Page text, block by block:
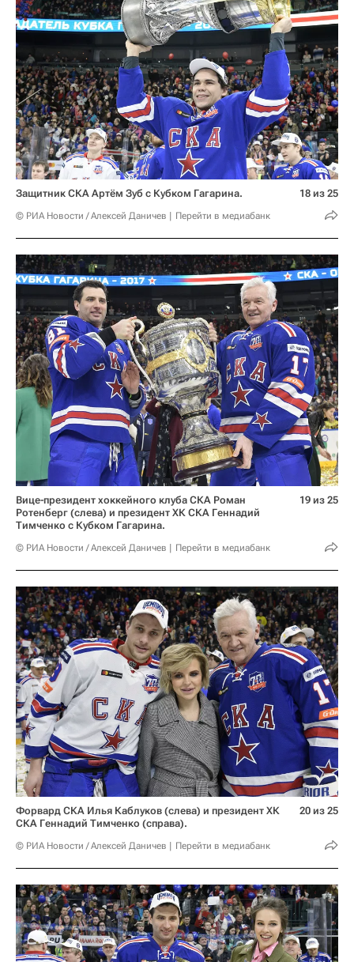
Защитник СКА Артём Зуб с Кубком Гагарина.
© РИА Новости / Алексей Даничев Перейти в медиабанк
18 из 25
Вице-президент хоккейного клуба СКА Роман
Ротенберг (слева) и президент ХК СКА Геннадий
Тимченко с Кубком Гагарина.
© РИА Новости / Алексей Даничев Перейти в медиабанк
19 из 25
Форвард СКА Илья Каблуков (слева) и президент ХК
СКА Геннадий Тимченко (справа).
© РИА Новости / Алексей Даничев Перейти в медиабанк
20 из 25